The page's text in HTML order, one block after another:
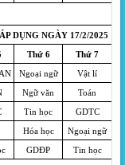
DỤNG NGÀY 17/2/2025
Thứ 6 Thứ 7
Ngoại ngữ
Vật lí
Ngữ văn
Toán
Tin học
GDTC
Hóa học
Ngoại ngữ
GDĐP Tin học